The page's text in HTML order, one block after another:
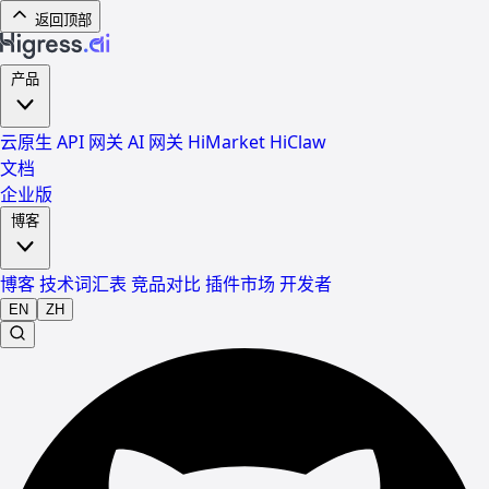
返回顶部
云原生 API 网关 AI 网关 HiMarket HiClaw
文档
企业版
博客技术词汇表 竞品对比 插件市场 开发者
EN ZH